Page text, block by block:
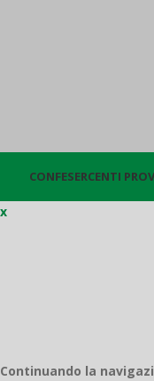
CONFESERCENTI
x
Continuando la